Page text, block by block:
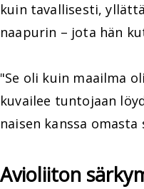
kuin tavallisesti,
naapurin – jota hän
"Se oli kuin maailma
kuvailee tuntojaan
naisen kanssa omasta
Avioliiton